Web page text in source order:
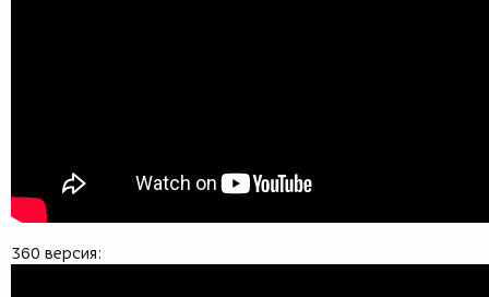
360 версия: